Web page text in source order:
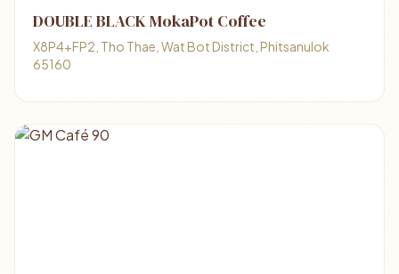
DOUBLE BLACK MokaPot Coffee
X8P4+FP2, Tho Thae, Wat Bot District, Phitsanulok
65160